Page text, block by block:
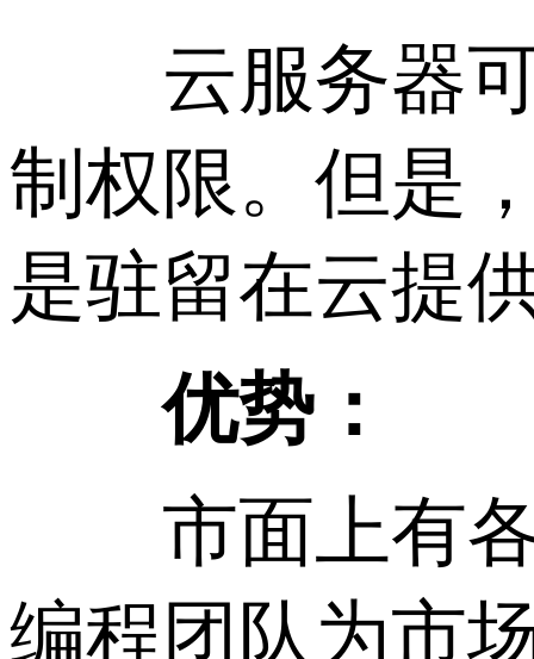
云服务器可
制权限。但是
是驻留在云提
优势：
市面上有各
编程团队为市